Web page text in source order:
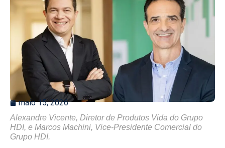
maio 15, 2026
Alexandre Vicente, Diretor de Produtos Vida do Grupo
HDI, e Marcos Machini, Vice-Presidente Comercial do
Grupo HDI.